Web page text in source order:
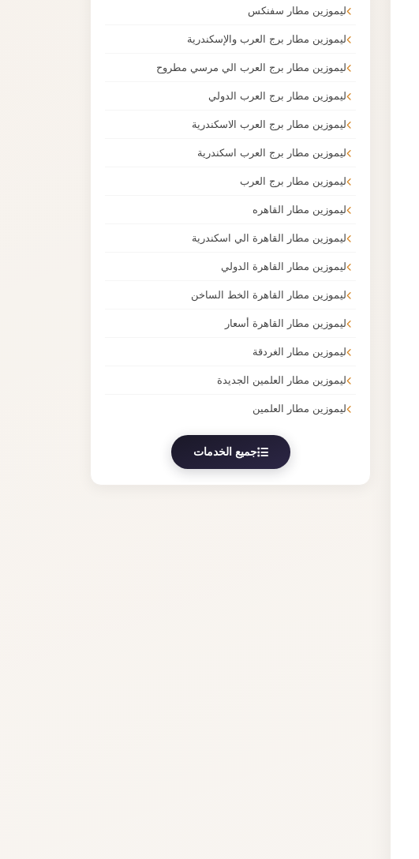
ليموزين مطار سفنكس
ليموزين مطار برج العرب والإسكندرية
ليموزين مطار برج العرب الي مرسي مطروح
ليموزين مطار برج العرب الدولي
ليموزين مطار برج العرب الاسكندرية
ليموزين مطار برج العرب اسكندرية
ليموزين مطار برج العرب
ليموزين مطار القاهره
ليموزين مطار القاهرة الي اسكندرية
ليموزين مطار القاهرة الدولي
ليموزين مطار القاهرة الخط الساخن
ليموزين مطار القاهرة أسعار
ليموزين مطار الغردقة
ليموزين مطار العلمين الجديدة
ليموزين مطار العلمين
جميع الخدمات